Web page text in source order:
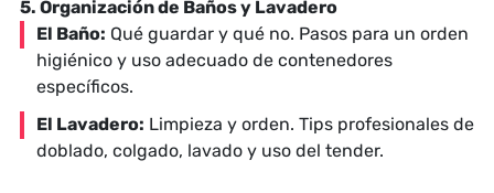
5. Organización de Baños y Lavadero
El Baño: Qué guardar y qué no. Pasos para un orden
higiénico y uso adecuado de contenedores
específicos.
El Lavadero: Limpieza y orden. Tips profesionales de
doblado, colgado, lavado y uso del tender.